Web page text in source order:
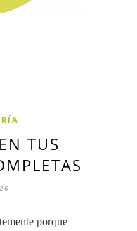
TUS
porque